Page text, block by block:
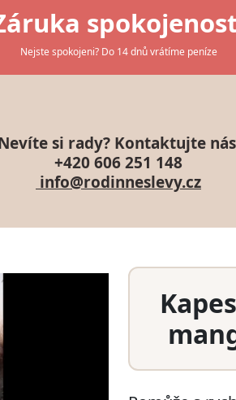
Nejste spokojeni? Do 14 dnů vrátíme peníze
si rady? Kontaktujte
+420 606 251 148
info@rodinneslevy.cz